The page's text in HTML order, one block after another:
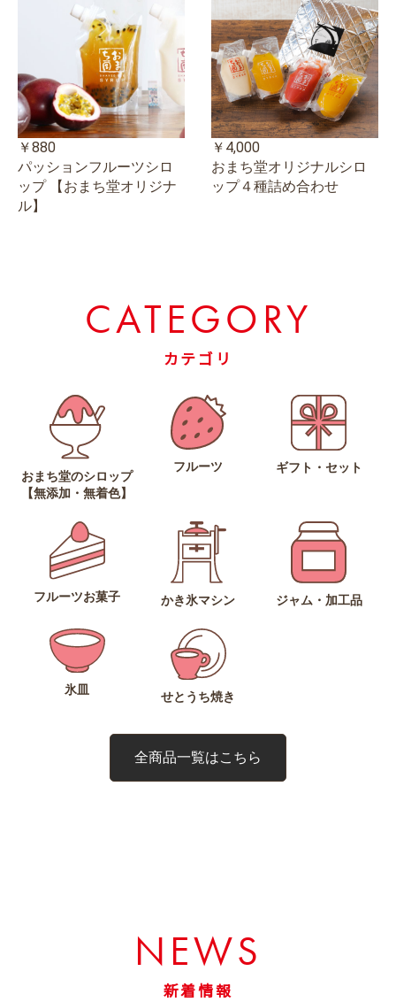
￥880
パッションフルーツシロ
ップ 【おまち堂オリジナ
ル】
￥4,000
おまち堂オリジナルシロ
ップ４種詰め合わせ
CATEGORY
カテゴリ
おまち堂のシロップ
【無添加・無着色】
フルーツ ギフト・セット
フルーツお菓子 かき氷マシン ジャム・加工品
氷皿
せとうち焼き
全商品一覧はこちら
NEWS
新着情報